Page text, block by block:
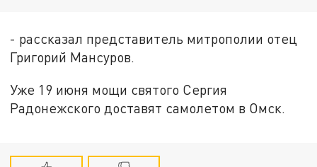
- рассказал представитель митрополии отец
Григорий Мансуров.
Уже 19 июня мощи святого Сергия
Радонежского доставят самолетом в Омск.